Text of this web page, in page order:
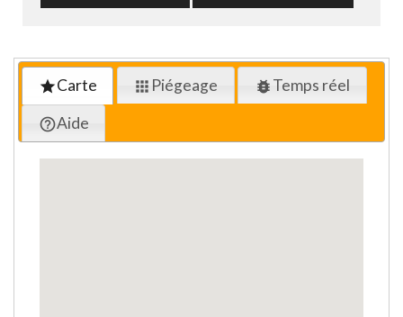
starCarte apps Piégeage bug_report Temps réel
help_outlineAide